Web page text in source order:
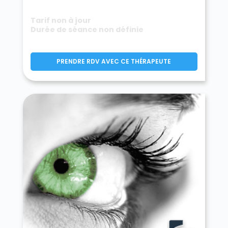
Croixdalle 76660
Croix-Mare 76190
Cropus 76720
Crosville-sur-Scie 76590
Cuverville-sur-Yères 76260
Cuy-Saint-Fiacre 76220
Dampierre-en-Bray 76220
Dancourt 76340
Darnétal 76160
Daubeuf-Serville 76110
Dénestanville 76590
Déville-lès-Rouen 76250
Doudeauville 76220
Doudeville 76560
Douvrend 76630
Drosay 76460
Duclair 76480
Écalles-Alix 76190
Écrainville 76110
Écretteville-lès-Baons 76190
Écretteville-sur-Mer 76540
Ectot-l'Auber 76760
Ectot-lès-Baons 76970
Elbeuf 76500
Elbeuf-en-Bray 76220
Tarif non à jour
Durée de séance non définie
PRENDRE RDV AVEC CE THÉRAPEUTE